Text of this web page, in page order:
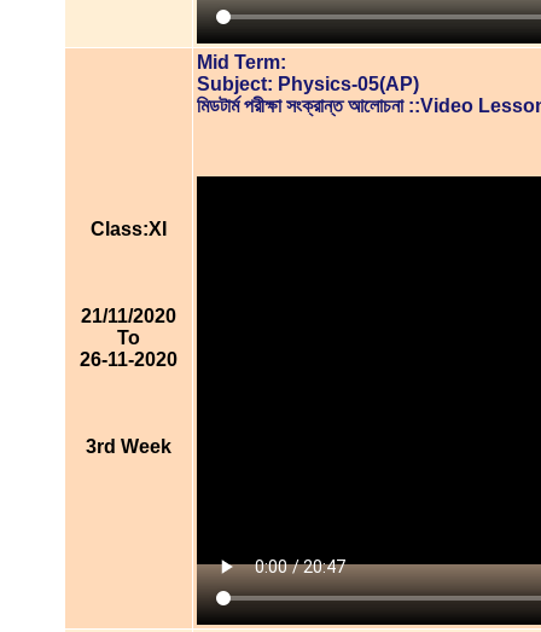
Class:XI
21/11/2020
To
26-11-2020
3rd Week
Mid Term:
Subject: Physics-05(AP)
মিডটার্ম পরীক্ষা সংক্রান্ত আলোচনা ::Video